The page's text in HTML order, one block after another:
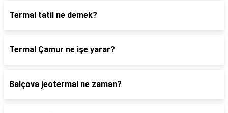
Termal tatil ne demek?
Termal Çamur ne işe yarar?
Balçova jeotermal ne zaman?